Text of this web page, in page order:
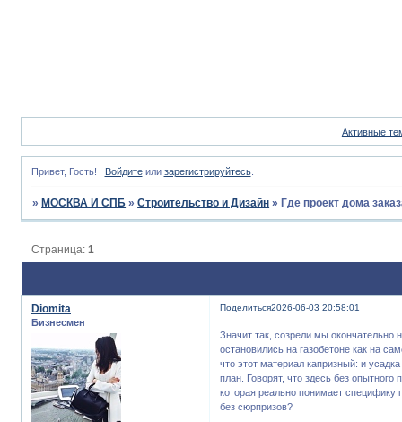
Активные
Привет, Гость! Войдитеили зарегистрируйтесь.
» МОСКВА И СПБ »Строительство и Дизайн » Где проект дома
Страница:1
Поделиться2026-06-03 20:58:01
Diomita
Бизнесмен
Значит так, созрели мы окончательно
остановились на газобетоне как на
что этот материал капризный: и
план. Говорят, что здесь без
которая реально понимает специфику
без сюрпризов?